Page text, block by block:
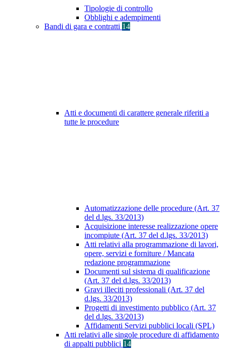
Tipologie di controllo
Obblighi e adempimenti
Bandi di gara e contratti 14
Atti e documenti di carattere generale riferiti a
tutte le procedure
Automatizzazione delle procedure (Art. 37
del d.lgs. 33/2013)
Acquisizione interesse realizzazione opere
incompiute (Art. 37 del d.lgs. 33/2013)
Atti relativi alla programmazione di lavori,
opere, servizi e forniture / Mancata
redazione programmazione
Documenti sul sistema di qualificazione
(Art. 37 del d.lgs. 33/2013)
Gravi illeciti professionali (Art. 37 del
d.lgs. 33/2013)
Progetti di investimento pubblico (Art. 37
del d.lgs. 33/2013)
Affidamenti Servizi pubblici locali (SPL)
Atti relativi alle singole procedure di affidamento
di appalti pubblici 14